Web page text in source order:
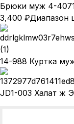
Брюки муж 4-
3,400 ₽Диапазон
14-988 Куртка
JD1-003 Халат ж